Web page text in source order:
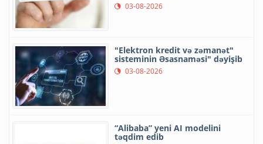
03-08-2026
"Elektron kredit və zəmanət"
sisteminin Əsasnaməsi" dəyişib
03-08-2026
“Alibaba” yeni AI modelini
təqdim edib